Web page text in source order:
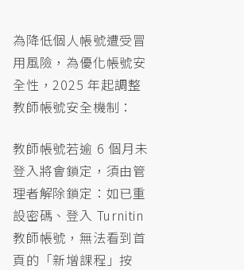
為降低個人帳號遭受冒
用風險，為優化帳號安
全性，2025 年起調整
教師帳號安全機制：
教師帳號若逾 6 個月未
登入將會鎖定，須由管
理者解除鎖定：如已重
設密碼、登入 Turnitin
教師帳號，無法看到首
頁的「新增課程」按